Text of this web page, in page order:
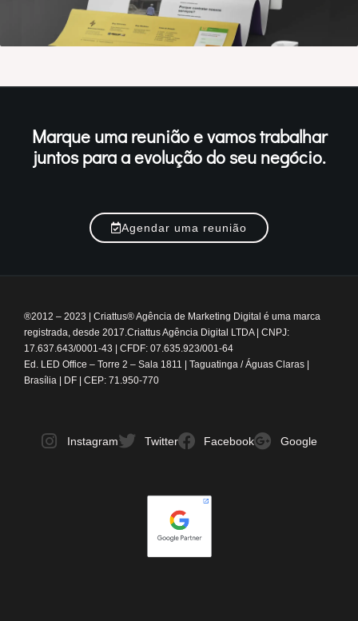
Marque uma reunião e vamos trabalhar
juntos para a evolução do seu negócio.
Agendar uma reunião
®2012 – 2023
Criattus® Agência de Marketing Digital é uma marca
registrada, desde 2017.Criattus Agência Digital LTDA | CNPJ:
17.637.643/0001-43 | CFDF: 07.635.923/001-64
Ed. LED Office – Torre 2 – Sala 1811 | Taguatinga / Águas Claras |
Brasília | DF | CEP: 71.950-770
Instagram Twitter Facebook Google